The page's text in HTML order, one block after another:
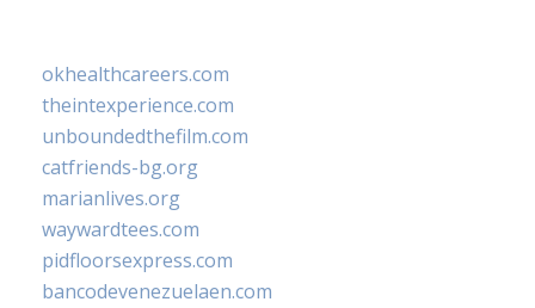
okhealthcareers.com
theintexperience.com
unboundedthefilm.com
catfriends-bg.org
marianlives.org
waywardtees.com
pidfloorsexpress.com
bancodevenezuelaen.com